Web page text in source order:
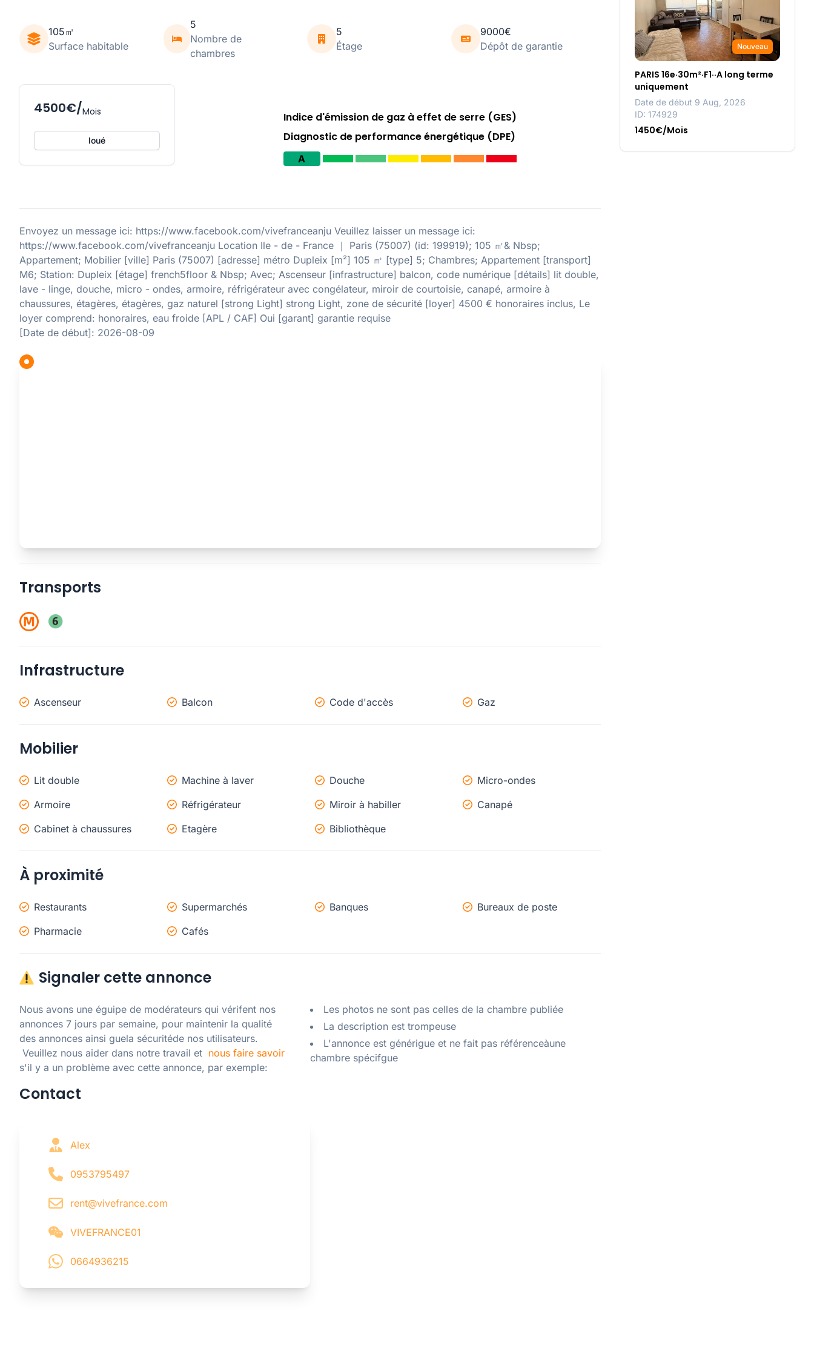
105㎡
Surface habitable
5
Nombre de
chambres
5
Étage
9000€
Dépôt de garantie
4500€/Mois
loué
Indice d'émission de gaz à effet de serre (GES)
Diagnostic de performance énergétique (DPE)
A
Envoyez un message ici: https://www.facebook.com/vivefranceanju Veuillez laisser un message ici:
https://www.facebook.com/vivefranceanju Location Ile - de - France ｜ Paris (75007) (id: 199919); 105 ㎡& Nbsp;
Appartement; Mobilier [ville] Paris (75007) [adresse] métro Dupleix [m²] 105 ㎡ [type] 5; Chambres; Appartement [transport]
M6; Station: Dupleix [étage] french5floor & Nbsp; Avec; Ascenseur [infrastructure] balcon, code numérique [détails] lit double,
lave - linge, douche, micro - ondes, armoire, réfrigérateur avec congélateur, miroir de courtoisie, canapé, armoire à
chaussures, étagères, étagères, gaz naturel [strong Light] strong Light, zone de sécurité [loyer] 4500 € honoraires inclus, Le
loyer comprend: honoraires, eau froide [APL / CAF] Oui [garant] garantie requise
[Date de début]: 2026-08-09
Transports
Infrastructure
Ascenseur Balcon Code d'accès Gaz
Mobilier
Lit double Machine à laver Douche
Micro-ondes
Armoire
Réfrigérateur Miroir à habiller
Canapé
Cabinet à chaussures
Etagère Bibliothèque
À proximité
Restaurants Supermarchés Banques
Bureaux de poste
Pharmacie
Cafés
Signaler cette annonce
Nous avons une éguipe de modérateurs qui vérifent nos
annonces 7 jours par semaine, pour maintenir la qualité
des annonces ainsi guela sécuritéde nos utilisateurs.
Veuillez nous aider dans notre travail et nous faire savoir
s'il y a un problème avec cette annonce, par exemple:
Les photos ne sont pas celles de la chambre publiée
La description est trompeuse
L'annonce est générigue et ne fait pas référenceàune
chambre spécifgue
Contact
Alex
0953795497
rent@vivefrance.com
VIVEFRANCE01
0664936215
Nouveau
PARIS 16e·30m²·F1··A long terme
uniquement
Date de début 9 Aug, 2026
ID: 174929
1450€/Mois